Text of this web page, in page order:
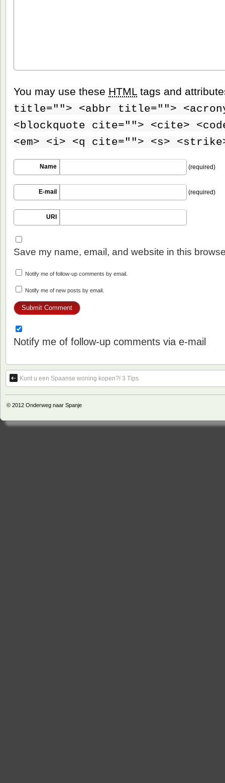
You may use these HTML tags and
title=""> <abbr title="">
<blockquote cite=""> <cite>
<em> <i> <q cite=""> <s>
Name (required)
E-mail (required)
URI
Save my name, email, and website in this
Notify me of follow-up comments by email.
Notify me of new posts by email.
Notify me of follow-up comments via e-mail
Kunt u een Spaanse woning kopen?! 3 Tips
© 2012 Onderweg naar Spanje